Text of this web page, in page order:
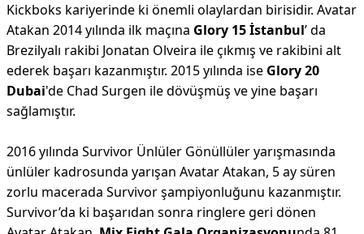
Kickboks kariyerinde ki önemli olaylardan birisidir. Avatar
Atakan 2014 yılında ilk maçına Glory 15İstanbul’ da
Brezilyalı rakibi Jonatan Olveira ile çıkmış ve rakibini alt
ederek başarı kazanmıştır. 2015 yılında ise Glory 20
Dubai'de Chad Surgen ile dövüşmüş ve yine başarı
sağlamıştır.
2016 yılında Survivor Ünlüler Gönüllüler yarışmasında
ünlüler kadrosunda yarışan Avatar Atakan, 5 ay süren
zorlu macerada Survivor şampiyonluğunu kazanmıştır.
Survivor’da ki başarıdan sonra ringlere geri dönen